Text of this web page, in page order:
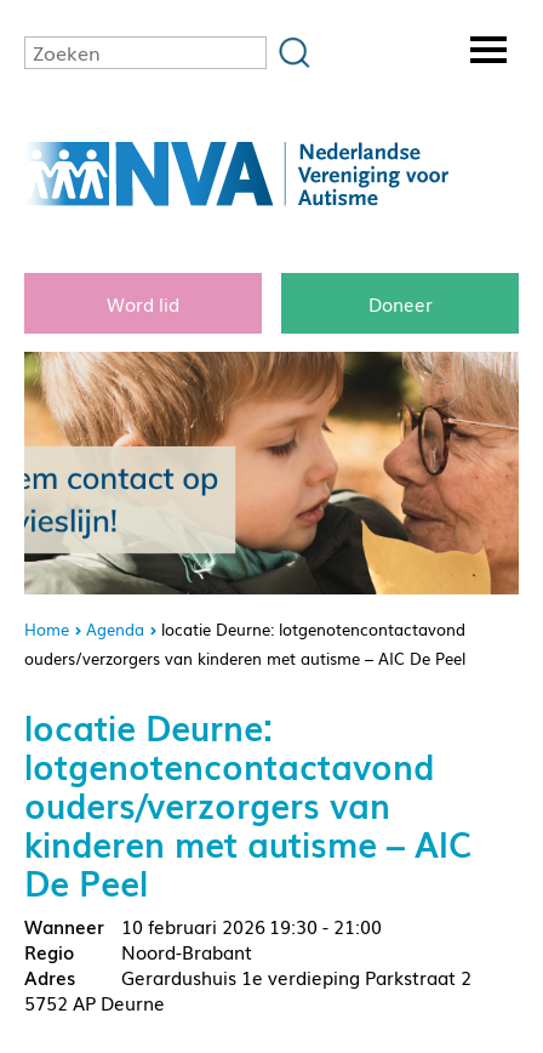
Word lid Doneer
Home Agenda
locatie Deurne: lotgenotencontactavond
ouders/verzorgers van kinderen met autisme – AIC De Peel
locatie Deurne:
lotgenotencontactavond
ouders/verzorgers van
kinderen met autisme – AIC
De Peel
10 februari 2026 19:30 - 21:00
Noord-Brabant
Gerardushuis 1e verdieping Parkstraat 2
5752 AP Deurne